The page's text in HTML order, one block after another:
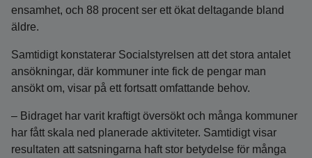
ensamhet, och 88 procent ser ett ökat deltagande bland
äldre.
Samtidigt konstaterar Socialstyrelsen att det stora antalet
ansökningar, där kommuner inte fick de pengar man
ansökt om, visar på ett fortsatt omfattande behov.
– Bidraget har varit kraftigt översökt och många kommuner
har fått skala ned planerade aktiviteter. Samtidigt visar
resultaten att satsningarna haft stor betydelse för många